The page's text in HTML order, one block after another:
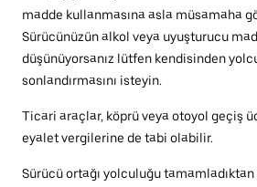
madde kullanmasına asla müsamaha
Sürücünüzün alkol veya uyuşturucu
düşünüyorsanız lütfen kendisinden
sonlandırmasını isteyin.
Ticari araçlar, köprü veya otoyol geçiş
eyalet vergilerine de tabi olabilir.
Sürücü ortağı yolculuğu